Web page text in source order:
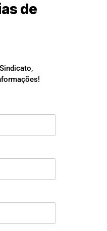
de